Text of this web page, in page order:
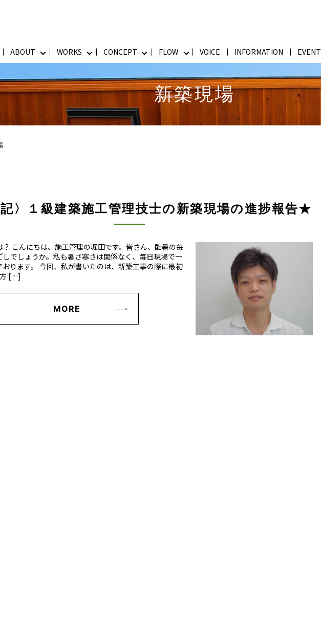
ABOUT WORKS CONCEPT FLOW VOICE INFORMATION EVENT
新築現場
記〉１級建築施工管理技士の新築現場の進捗報告★
こんにちは、施工管理の堀田です。皆さん、酷暑の毎
しでしょうか。私も暑さ寒さは関係なく、毎日現場で一
おります。 今回、私が書いたのは、新築工事の際に最初
方 […]
MORE